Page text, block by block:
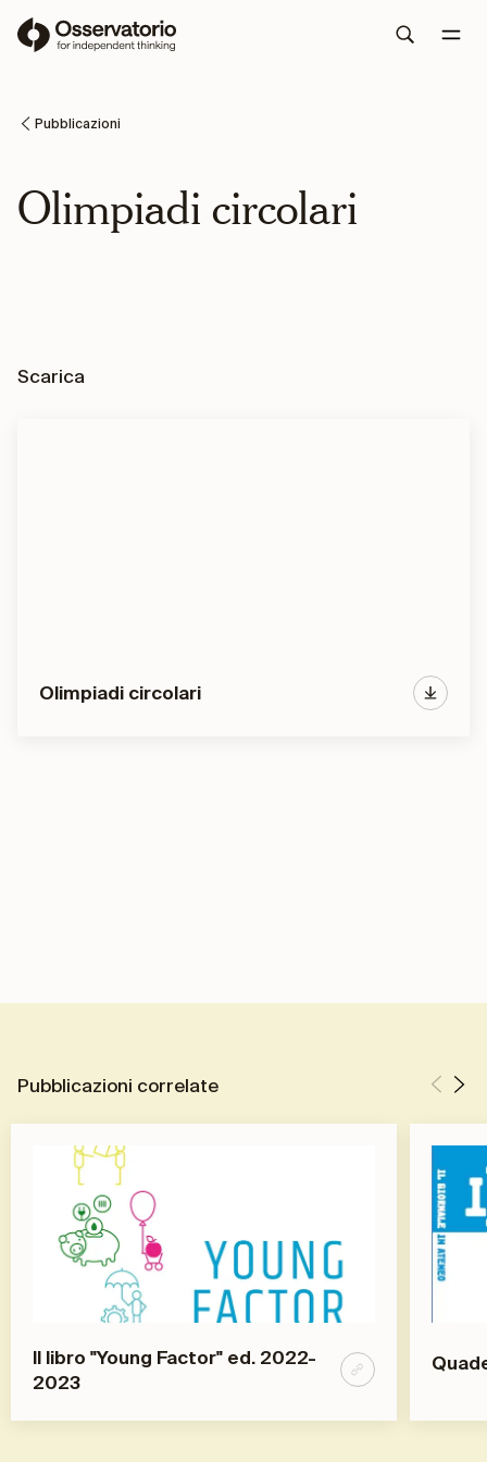
Pubblicazioni
Olimpiadi circolari
Scarica
Olimpiadi circolari
Pubblicazioni correlate
ll libro "Young Factor" ed. 2022-
2023